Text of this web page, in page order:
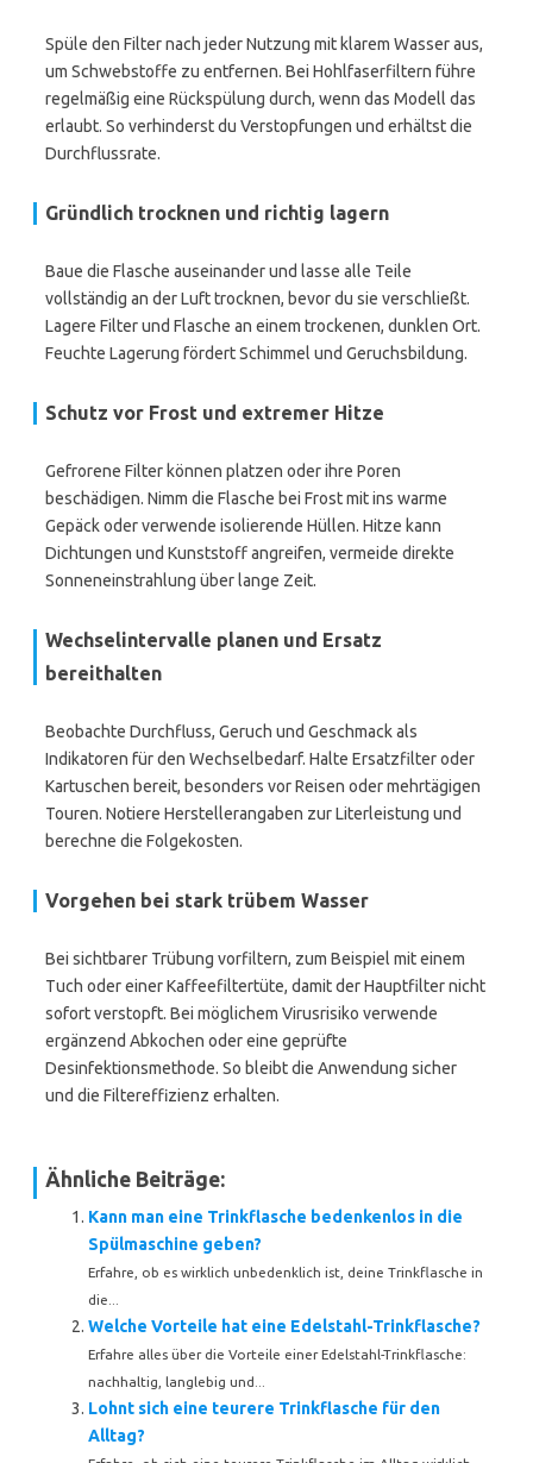
Spüle den Filter nach jeder Nutzung mit klarem Wasser aus,
um Schwebstoffe zu entfernen. Bei Hohlfaserfiltern führe
regelmäßig eine Rückspülung durch, wenn das Modell das
erlaubt. So verhinderst du Verstopfungen und erhältst die
Durchflussrate.
Gründlich trocknen und richtig lagern
Baue die Flasche auseinander und lasse alle Teile
vollständig an der Luft trocknen, bevor du sie verschließt.
Lagere Filter und Flasche an einem trockenen, dunklen Ort.
Feuchte Lagerung fördert Schimmel und Geruchsbildung.
Schutz vor Frost und extremer Hitze
Gefrorene Filter können platzen oder ihre Poren
beschädigen. Nimm die Flasche bei Frost mit ins warme
Gepäck oder verwende isolierende Hüllen. Hitze kann
Dichtungen und Kunststoff angreifen, vermeide direkte
Sonneneinstrahlung über lange Zeit.
Wechselintervalle planen und Ersatz
bereithalten
Beobachte Durchfluss, Geruch und Geschmack als
Indikatoren für den Wechselbedarf. Halte Ersatzfilter oder
Kartuschen bereit, besonders vor Reisen oder mehrtägigen
Touren. Notiere Herstellerangaben zur Literleistung und
berechne die Folgekosten.
Vorgehen bei stark trübem Wasser
Bei sichtbarer Trübung vorfiltern, zum Beispiel mit einem
Tuch oder einer Kaffeefiltertüte, damit der Hauptfilter nicht
sofort verstopft. Bei möglichem Virusrisiko verwende
ergänzend Abkochen oder eine geprüfte
Desinfektionsmethode. So bleibt die Anwendung sicher
und die Filtereffizienz erhalten.
Ähnliche Beiträge:
Kann man eine Trinkflasche bedenkenlos in die
Spülmaschine geben?
Erfahre, ob es wirklich unbedenklich ist, deine Trinkflasche in
die...
Welche Vorteile hat eine Edelstahl-Trinkflasche?
Erfahre alles über die Vorteile einer Edelstahl-Trinkflasche:
nachhaltig, langlebig und...
Lohnt sich eine teurere Trinkflasche für den
Alltag?